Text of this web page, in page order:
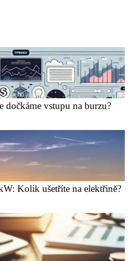
dočkáme vstupu na burzu?
Kolik ušetříte na elektřině?